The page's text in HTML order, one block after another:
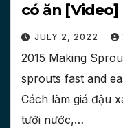
có ăn [Video]
JULY 2, 2022
2015 Making
sprouts fast and
Cách làm giá đậu
tưới nước,…